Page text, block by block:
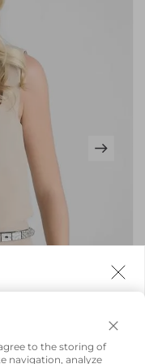
estiver.
to the storing of
navigation, analyze